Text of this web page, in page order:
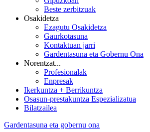
Beste zerbitzuak
Osakidetza
Ezagutu Osakidetza
Gaurkotasuna
Kontaktuan jarri
Gardentasuna eta Gobernu Ona
Norentzat...
Profesionalak
Enpresak
Ikerkuntza + Berrikuntza
Osasun-prestakuntza Espezializatua
Bilatzailea
Gardentasuna eta gobernu ona